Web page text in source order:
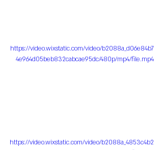
https://video.wixstatic.com/video/b2088a_d06e84b7
4e964d05beb832cabcae95dc/480p/mp4/file.mp4
https://video.wixstatic.com/video/b2088a_4853c4b2